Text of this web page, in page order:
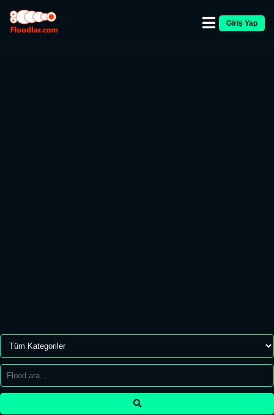
Giriş Yap